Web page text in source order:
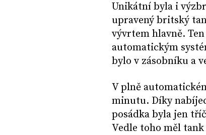
Unikátní byla i
upravený britský
vývrtem hlavně.
automatickým
bylo v zásobníku a
V plně
minutu. Díky
posádka byla jen
Vedle toho měl tank